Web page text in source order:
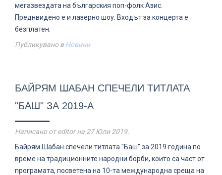
мегазвездата на българския поп-фолк Азис.
Преднвидено е и лазерно шоу. Входът за концерта е
безплатен.
Публикувано вНовини
БАЙРЯМ ШАБАН СПЕЧЕЛИ ТИТЛАТА
"БАШ" ЗА 2019-А
Написано от editor на 27 Юли 2019.
Байрям Шабан спечели титлата "Баш" за 2019 година по
време на традиционните народни борби, които са част от
програмата, посветена на 10-та международна среща на